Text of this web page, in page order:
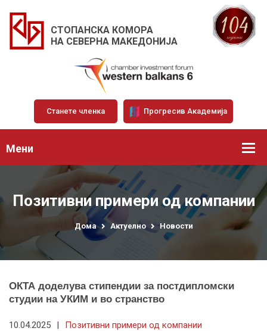
СТОПАНСКА КОМОРА
НА СЕВЕРНА МАКЕДОНИЈА
Станете членка Прогресив Академија
Мени
Позитивни примери од компании
Дома Актуелно Новости
ОКТА доделува стипендии за постдипломски
студии на УКИМ и во странство
10.04.2025 | Позитивни примери од компании